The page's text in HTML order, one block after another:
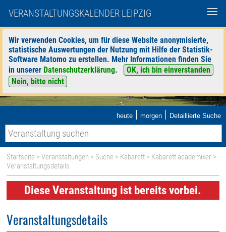
VERANSTALTUNGSKALENDER LEIPZIG
Wir verwenden Cookies, um für diese Website anonymisierte,
statistische Auswertungen der Nutzung mit Hilfe der Statistik-
Software Matomo zu erstellen. Mehr Informationen finden Sie
in unserer Datenschutzerklärung.
OK, ich bin einverstanden
Nein, bitte nicht
heute | morgen | Detaillierte Suche
Startseite >Veranstaltungen > Suche > Kabarett > Kabarett academixer >
Veranstaltungsdetails
Diese Veranstaltung ist bereits vorbei.
Veranstaltungsdetails